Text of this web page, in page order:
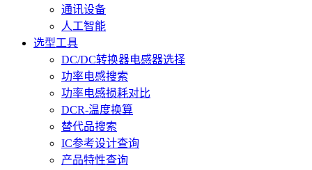
通讯设备
人工智能
选型工具
DC/DC转换器电感器选择
功率电感搜索
功率电感损耗对比
DCR-温度换算
替代品搜索
IC参考设计查询
产品特性查询